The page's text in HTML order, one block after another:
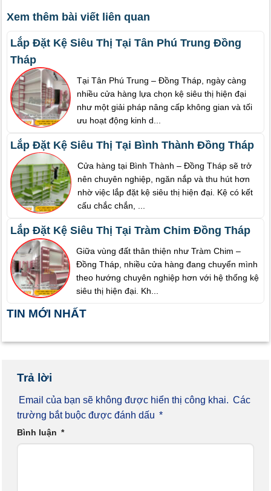
Xem thêm bài viết liên quan
Lắp Đặt Kệ Siêu Thị Tại Tân Phú Trung Đồng
Tháp
Tại Tân Phú Trung – Đồng Tháp, ngày càng
nhiều cửa hàng lựa chọn kệ siêu thị hiện đại
như một giải pháp nâng cấp không gian và tối
ưu hoạt động kinh d...
Lắp Đặt Kệ Siêu Thị Tại Bình Thành Đồng Tháp
Cửa hàng tại Bình Thành – Đồng Tháp sẽ trở
nên chuyên nghiệp, ngăn nắp và thu hút hơn
nhờ việc lắp đặt kệ siêu thị hiện đại. Kệ có kết
cấu chắc chắn, ...
Lắp Đặt Kệ Siêu Thị Tại Tràm Chim Đồng Tháp
Giữa vùng đất thân thiện như Tràm Chim –
Đồng Tháp, nhiều cửa hàng đang chuyển mình
theo hướng chuyên nghiệp hơn với hệ thống kệ
siêu thị hiện đại. Kh...
TIN MỚI NHẤT
Trả lời
Email của bạn sẽ không được hiển thị công khai. Các
trường bắt buộc được đánh dấu *
Bình luận *